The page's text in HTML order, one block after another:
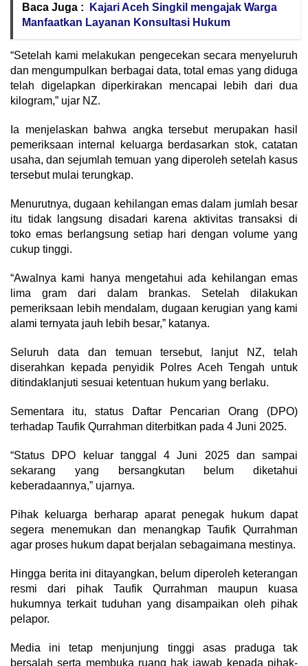
Baca Juga :
Kajari Aceh Singkil mengajak Warga
Manfaatkan Layanan Konsultasi Hukum
“Setelah kami melakukan pengecekan secara menyeluruh
dan mengumpulkan berbagai data, total emas yang diduga
telah digelapkan diperkirakan mencapai lebih dari dua
kilogram,” ujar NZ.
Ia menjelaskan bahwa angka tersebut merupakan hasil
pemeriksaan internal keluarga berdasarkan stok, catatan
usaha, dan sejumlah temuan yang diperoleh setelah kasus
tersebut mulai terungkap.
Menurutnya, dugaan kehilangan emas dalam jumlah besar
itu tidak langsung disadari karena aktivitas transaksi di
toko emas berlangsung setiap hari dengan volume yang
cukup tinggi.
“Awalnya kami hanya mengetahui ada kehilangan emas
lima gram dari dalam brankas. Setelah dilakukan
pemeriksaan lebih mendalam, dugaan kerugian yang kami
alami ternyata jauh lebih besar,” katanya.
Seluruh data dan temuan tersebut, lanjut NZ, telah
diserahkan kepada penyidik Polres Aceh Tengah untuk
ditindaklanjuti sesuai ketentuan hukum yang berlaku.
Sementara itu, status Daftar Pencarian Orang (DPO)
terhadap Taufik Qurrahman diterbitkan pada 4 Juni 2025.
“Status DPO keluar tanggal 4 Juni 2025 dan sampai
sekarang yang bersangkutan belum diketahui
keberadaannya,” ujarnya.
Pihak keluarga berharap aparat penegak hukum dapat
segera menemukan dan menangkap Taufik Qurrahman
agar proses hukum dapat berjalan sebagaimana mestinya.
Hingga berita ini ditayangkan, belum diperoleh keterangan
resmi dari pihak Taufik Qurrahman maupun kuasa
hukumnya terkait tuduhan yang disampaikan oleh pihak
pelapor.
Media ini tetap menjunjung tinggi asas praduga tak
bersalah serta membuka ruang hak jawab kepada pihak-